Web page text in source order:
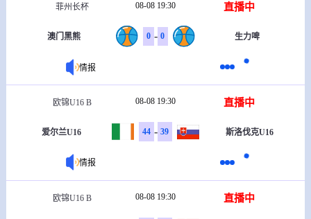
菲州长杯 08-08 19:30 直播中
澳门黑熊 0 - 0 生力啤
情报
欧锦U16 B 08-08 19:30 直播中
爱尔兰U16 44 - 39 斯洛伐克U16
情报
欧锦U16 B 08-08 19:30 直播中